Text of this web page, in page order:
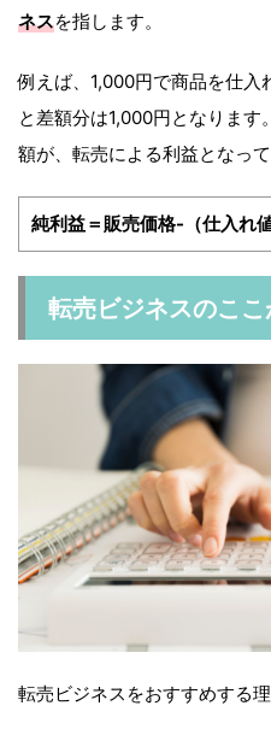
ネスを指します。
例えば、1,000円で商品を仕
と差額分は1,000円となりま
額が、転売による利益となって
純利益＝販売価格-（仕入れ
転売ビジネスのこ
転売ビジネスをおすすめする